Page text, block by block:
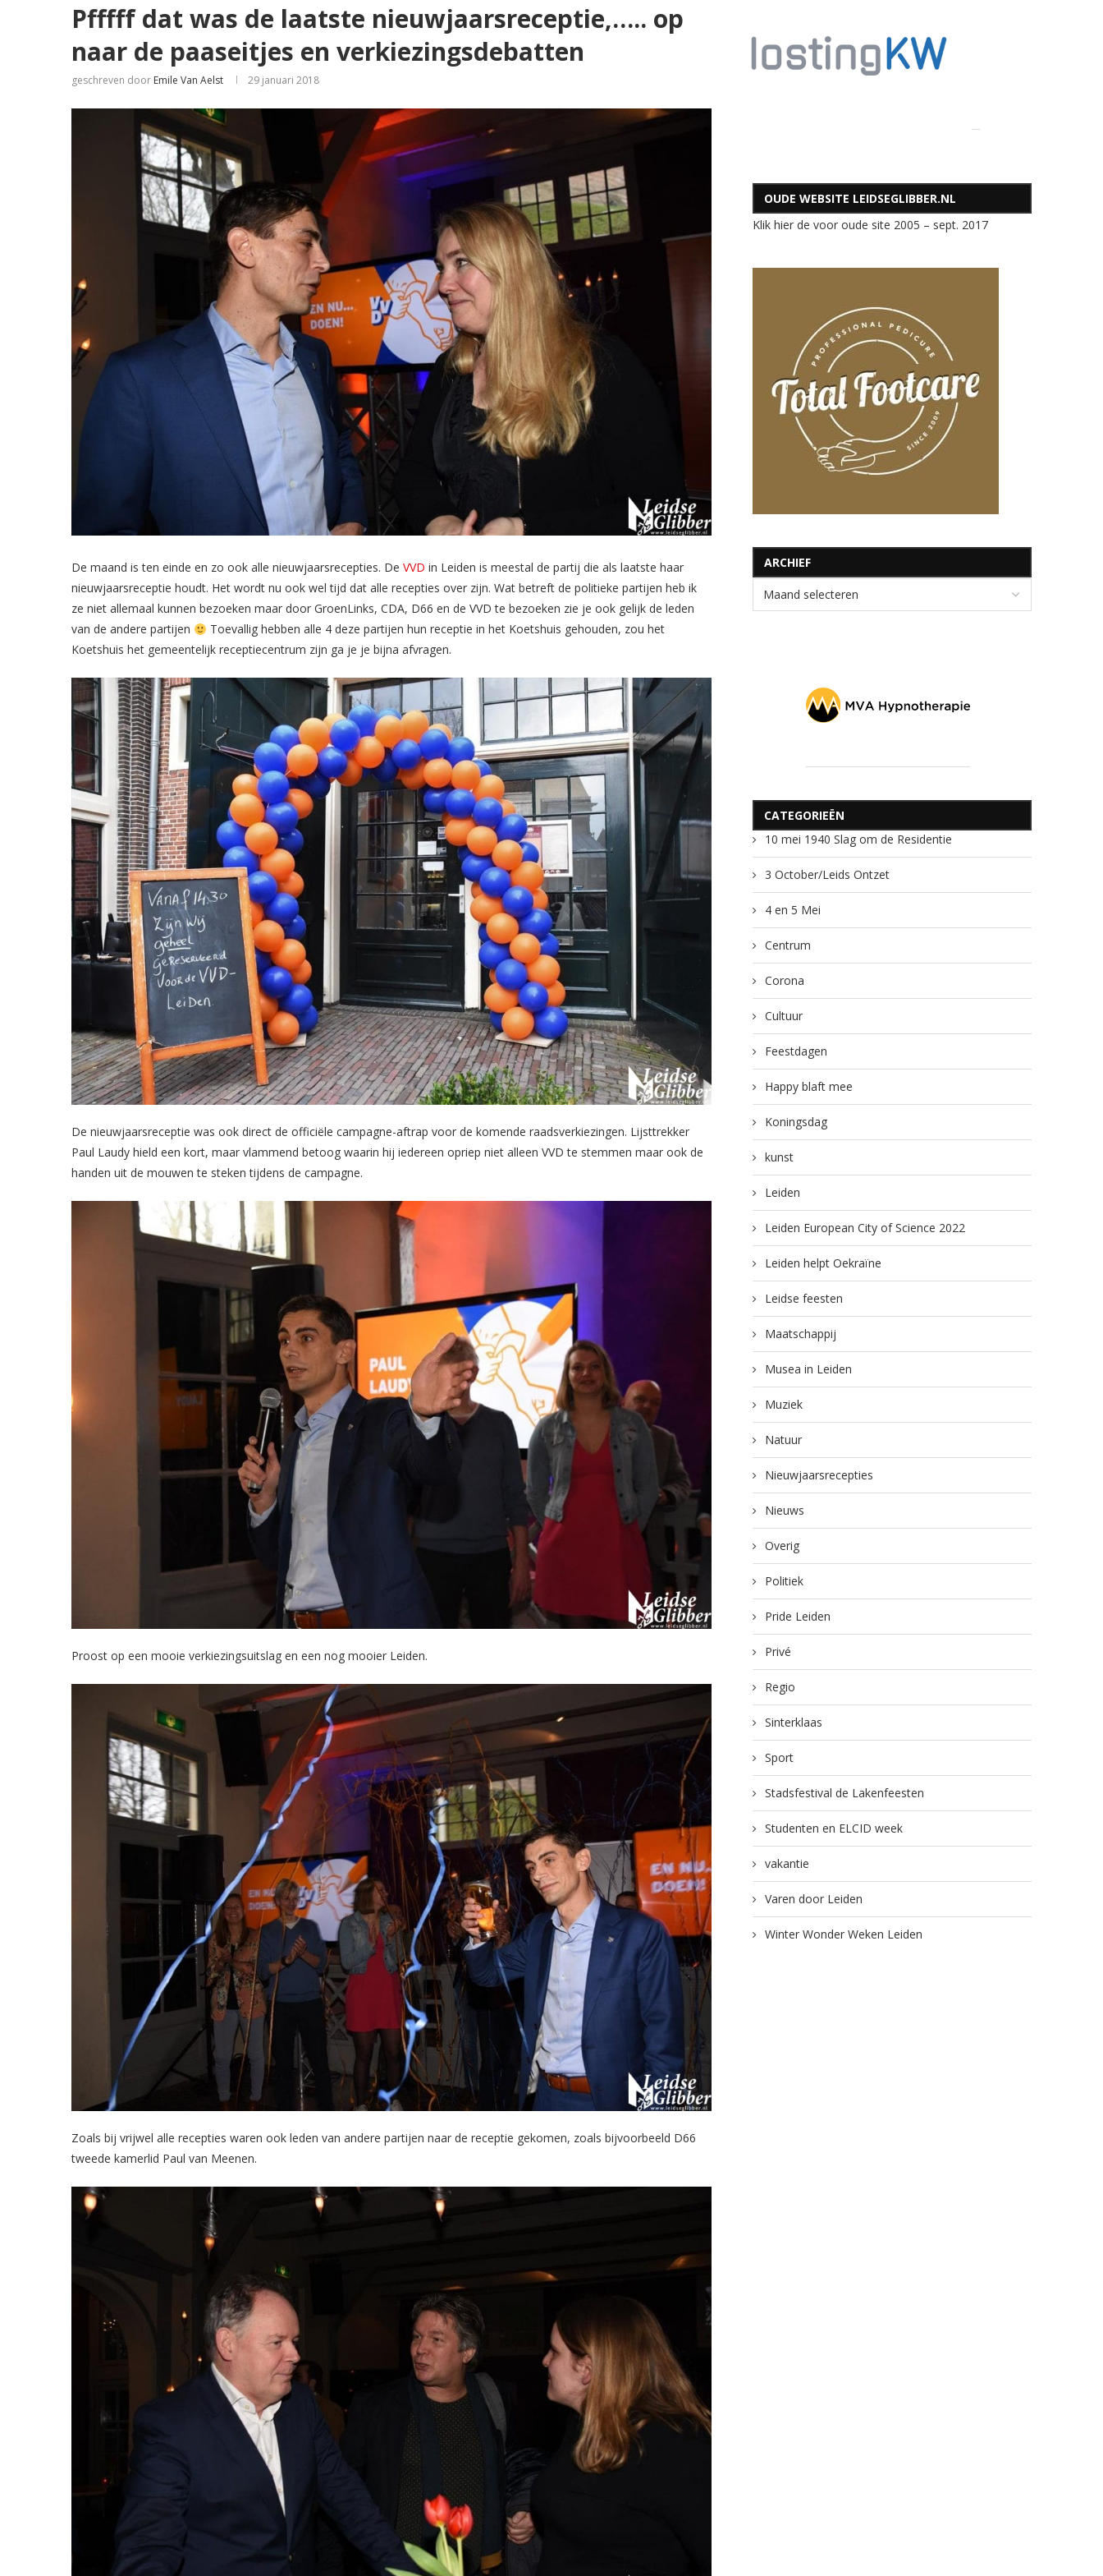
Pfffff dat was de laatste nieuwjaarsreceptie,….. op
naar de paaseitjes en verkiezingsdebatten
geschreven door Emile Van Aelst 29 januari 2018
De maand is ten einde en zo ook alle nieuwjaarsrecepties. De VVD in Leiden is meestal de partij die als laatste haar
nieuwjaarsreceptie houdt. Het wordt nu ook wel tijd dat alle recepties over zijn. Wat betreft de politieke partijen heb ik
ze niet allemaal kunnen bezoeken maar door GroenLinks, CDA, D66 en de VVD te bezoeken zie je ook gelijk de leden
van de andere partijen
Toevallig hebben alle 4 deze partijen hun receptie in het Koetshuis gehouden, zou het
Koetshuis het gemeentelijk receptiecentrum zijn ga je je bijna afvragen.
De nieuwjaarsreceptie was ook direct de officiële campagne-aftrap voor de komende raadsverkiezingen. Lijsttrekker
Paul Laudy hield een kort, maar vlammend betoog waarin hij iedereen opriep niet alleen VVD te stemmen maar ook de
handen uit de mouwen te steken tijdens de campagne.
Proost op een mooie verkiezingsuitslag en een nog mooier Leiden.
Zoals bij vrijwel alle recepties waren ook leden van andere partijen naar de receptie gekomen, zoals bijvoorbeeld D66
tweede kamerlid Paul van Meenen.
OUDE WEBSITE LEIDSEGLIBBER.NL
Klik hier de voor oude site 2005 – sept. 2017
ARCHIEF
CATEGORIEËN
10 mei 1940 Slag om de Residentie
3 October/Leids Ontzet
4 en 5 Mei
Centrum
Corona
Cultuur
Feestdagen
Happy blaft mee
Koningsdag
kunst
Leiden
Leiden European City of Science 2022
Leiden helpt Oekraïne
Leidse feesten
Maatschappij
Musea in Leiden
Muziek
Natuur
Nieuwjaarsrecepties
Nieuws
Overig
Politiek
Pride Leiden
Privé
Regio
Sinterklaas
Sport
Stadsfestival de Lakenfeesten
Studenten en ELCID week
vakantie
Varen door Leiden
Winter Wonder Weken Leiden